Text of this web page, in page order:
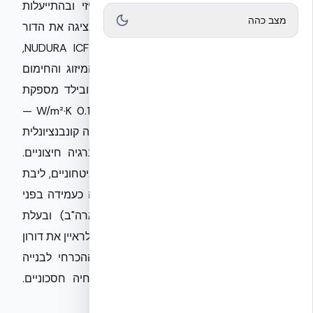
ניצב בפני אתגר כפול: צורך בביטחון פיזי ובהתייעלות
אנרגטית קיצונית. אקובילד סיסטם בע״מ מציגה את הדור
הבא של הבנייה בישראל עם טכנולוגיית NUDURA ICF,
המהווה חומת מגן כפולה. בעוד שעלויות המיזוג והחימום
מאיימות על משקי הבית, המערכת של אקובילד מספקת
בידוד תרמי רציף המגיע לערך U של עד 0.12 W/m²·K —
נתון המבטל את גשרי החום המאפיינים בנייה קונבנציונלית
ומפחית דרמטית את התלות במקורות אנרגיה חיצוניים.
מעבר להיבט הכלכלי, בתקופה של איומים ביטחוניים, ליבת
הבטון המזוין המונוליטי של המערכת הוכחה כעמידה בפני
פיצוצים (בדיקות Quantico של צבא ארה"ב) ובעלת
עמידות אש של 4 שעות. אנו מזמינים אתכם לראיין את דורון
ערוסי הלוי, מנכ"ל אקובילד, על המעבר ההכרחי לבנייה
המשלבת חוסן סייסמי, ביטחוני ותנאי מחיה חסכוניים.
מצב כהה